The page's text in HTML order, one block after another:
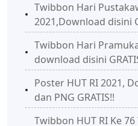
Twibbon Hari
2021,Download disini
Twibbon Hari
download disini
Poster HUT RI 2021,
dan PNG GRATIS!!
Twibbon HUT RI Ke